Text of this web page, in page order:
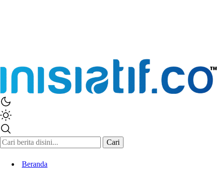
Inisiatif.co
Stay Connected Stay Informed
Cari
Beranda